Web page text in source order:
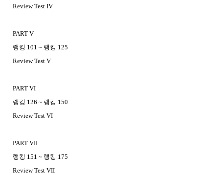
Review Test IV
PART V
랭킹 101 ~ 랭킹 125
Review Test V
PART VI
랭킹 126 ~ 랭킹 150
Review Test VI
PART VII
랭킹 151 ~ 랭킹 175
Review Test VII